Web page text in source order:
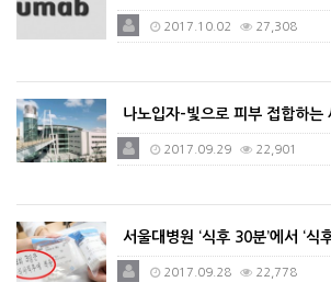
2017.10.02 27,308
나노입자-빛으로 피부 접합하는
2017.09.29 22,901
서울대병원 ‘식후 30분’에서 ‘식
2017.09.28 22,778